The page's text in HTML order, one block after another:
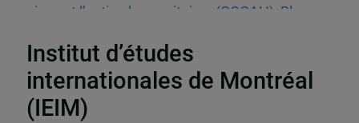
crises et l’action humanitaires (OCCAH) Blogue
Institut d’études
internationales de Montréal
(IEIM)